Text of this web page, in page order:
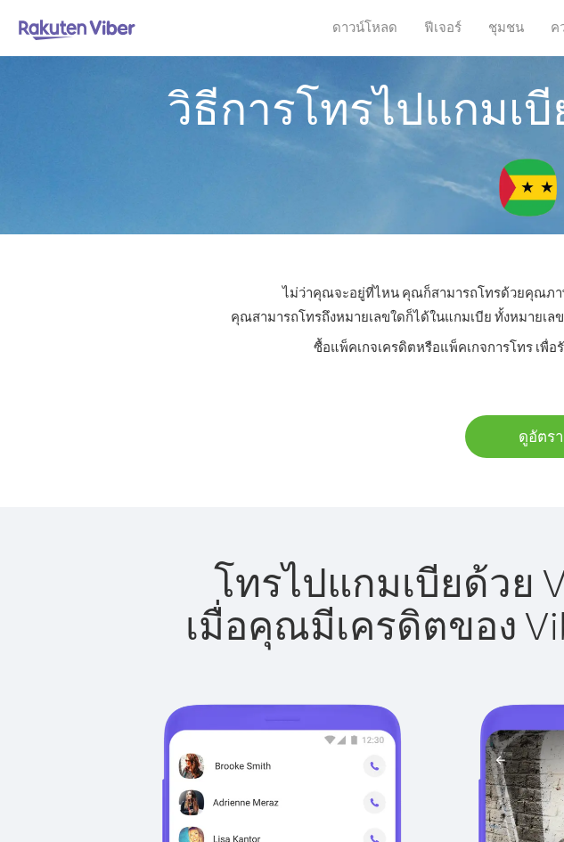
ดาวน์โหลด ฟีเจอร์ ชุมชน ค
วิธีการโทรไปแกมเ
ไม่ว่าคุณจะอยู่ที่ไหน คุณก็สามารถโทรด้วยคุณภา
คุณสามารถโทรถึงหมายเลขใดก็ได้ในแกมเบีย ทั้งหมายเ
ซื้อแพ็คเกจเครดิตหรือแพ็คเกจการโทร เพื่
ดูอัตร
โทรไปแกมเบียด้วย
เมื่อคุณมีเครดิตของ